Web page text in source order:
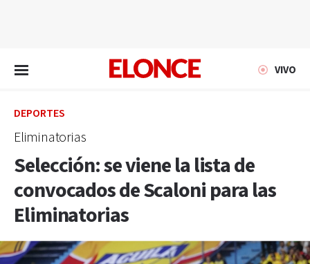
VIVO
DEPORTES
Eliminatorias
Selección: se viene la lista de
convocados de Scaloni para las
Eliminatorias